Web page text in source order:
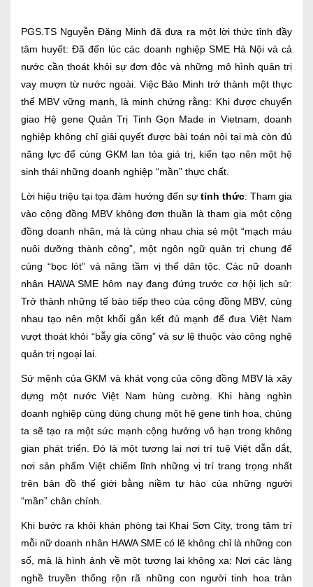
PGS.TS Nguyễn Đăng Minh đã đưa ra một lời thức tỉnh đầy
tâm huyết: Đã đến lúc các doanh nghiệp SME Hà Nội và cả
nước cần thoát khỏi sự đơn độc và những mô hình quản trị
vay mượn từ nước ngoài. Việc Bảo Minh trở thành một thực
thể MBV vững mạnh, là minh chứng rằng: Khi được chuyển
giao Hệ gene Quản Trị Tinh Gọn Made in Vietnam, doanh
nghiệp không chỉ giải quyết được bài toán nội tại mà còn đủ
năng lực để cùng GKM lan tỏa giá trị, kiến tạo nên một hệ
sinh thái những doanh nghiệp “mần” thực chất.
Lời hiệu triệu tại tọa đàm hướng đến sự tỉnh thức: Tham gia
vào cộng đồng MBV không đơn thuần là tham gia một cộng
đồng doanh nhân, mà là cùng nhau chia sẻ một “mạch máu
nuôi dưỡng thành công”, một ngôn ngữ quản trị chung để
cùng “bọc lót” và nâng tầm vị thế dân tộc. Các nữ doanh
nhân HAWA SME hôm nay đang đứng trước cơ hội lịch sử:
Trở thành những tế bào tiếp theo của cộng đồng MBV, cùng
nhau tạo nên một khối gắn kết đủ mạnh để đưa Việt Nam
vượt thoát khỏi “bẫy gia công” và sự lệ thuộc vào công nghệ
quản trị ngoại lai.
Sứ mệnh của GKM và khát vọng của cộng đồng MBV là xây
dựng một nước Việt Nam hùng cường. Khi hàng nghìn
doanh nghiệp cùng dùng chung một hệ gene tinh hoa, chúng
ta sẽ tạo ra một sức mạnh cộng hưởng vô hạn trong không
gian phát triển. Đó là một tương lai nơi trí tuệ Việt dẫn dắt,
nơi sản phẩm Việt chiếm lĩnh những vị trí trang trọng nhất
trên bản đồ thế giới bằng niềm tự hào của những người
“mần” chân chính.
Khi bước ra khỏi khán phòng tại Khai Sơn City, trong tâm trí
mỗi nữ doanh nhân HAWA SME có lẽ không chỉ là những con
số, mà là hình ảnh về một tương lai không xa: Nơi các làng
nghề truyền thống rộn rã những con người tinh hoa tràn